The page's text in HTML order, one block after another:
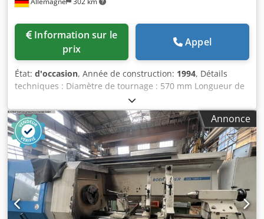
prix
Appel
État: d'occasion, Année de construction: 1994, Détails
techniques : Diamètre de tournage : 570 mm Longueur de
tournage : 1000 mm Espace nécessaire env. : 3,25 x 2,03 x
1,95 m Tourelle porte-outils à disques pour 8 outils avec
VDI 30. Pas pour les outils entraînés Manuel de la
machine, documentation technique ; Accessoires :
mandrin à 3 mors, div. porte-outils Vidéo disponible
Codswwluzepfx Aicorf *
Annonce